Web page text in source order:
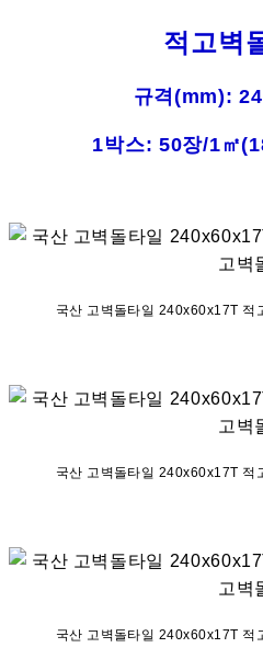
적고벽
규격(mm):
1박스: 50장/1㎡
국산 고벽돌타일 240x60x17T 적
국산 고벽돌타일 240x60x17T 적
국산 고벽돌타일 240x60x17T 적